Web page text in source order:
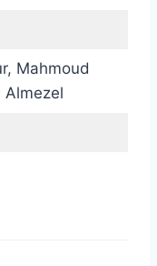
Mahmoud
Almezel